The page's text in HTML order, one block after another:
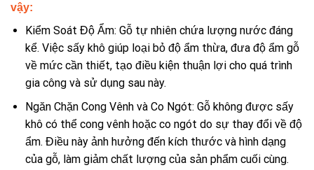
vậy:
Kiểm Soát Độ Ẩm: Gỗ tự nhiên chứa lượng nước đáng
kể. Việc sấy khô giúp loại bỏ độ ẩm thừa, đưa độ ẩm gỗ
về mức cần thiết, tạo điều kiện thuận lợi cho quá trình
gia công và sử dụng sau này.
Ngăn Chặn Cong Vênh và Co Ngót: Gỗ không được sấy
khô có thể cong vênh hoặc co ngót do sự thay đổi về độ
ẩm. Điều này ảnh hưởng đến kích thước và hình dạng
của gỗ, làm giảm chất lượng của sản phẩm cuối cùng.